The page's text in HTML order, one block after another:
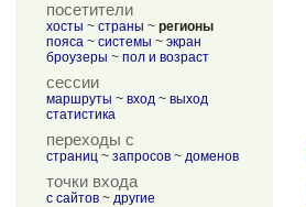
посетители
хосты ~ страны ~ регионы
пояса ~ системы ~ экран
броузеры ~ пол и возраст
сессии
маршруты ~ вход ~ выход
статистика
переходы с
страниц ~ запросов ~ доменов
точки входа
с сайтов ~ другие